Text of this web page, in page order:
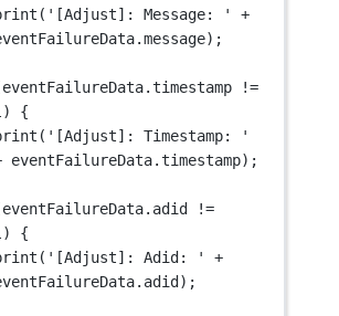
( '[Adjust]: Message: '
+
!=
) {
( '[Adjust]: Timestamp: '
eventFailureData.timestamp);
!=
) {
( '[Adjust]: Adid: '
+